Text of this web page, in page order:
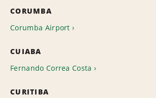
CORUMBA
Corumba Airport
CUIABA
Fernando Correa Costa
CURITIBA